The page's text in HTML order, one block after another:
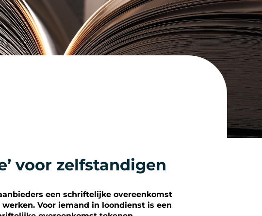
voor zelfstandigen
een schriftelijke overeenkomst
Voor iemand in loondienst is een